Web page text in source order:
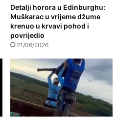
Detalji horora u Edinburghu:
Muškarac u vrijeme džume
krenuo u krvavi pohod i
povrijedio
21/06/2026